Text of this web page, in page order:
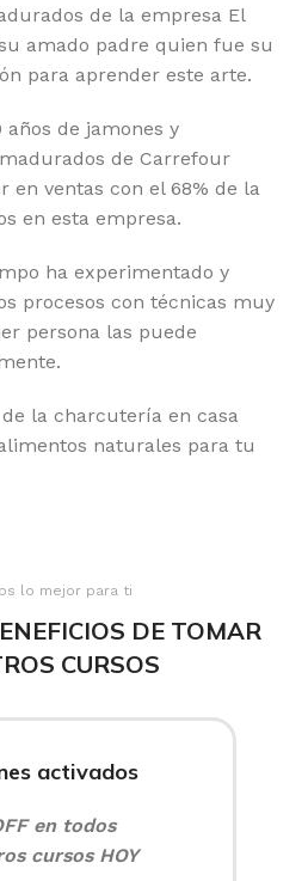
de la empresa El
amado padre quien fue su
para aprender este arte.
de jamones y
de Carrefour
en ventas con el 68% de la
en esta empresa.
ha experimentado y
procesos con técnicas muy
persona las puede
la charcutería en casa
naturales para tu
lo mejor para ti
DE TOMAR
CURSOS
activados
en todos
cursos HOY